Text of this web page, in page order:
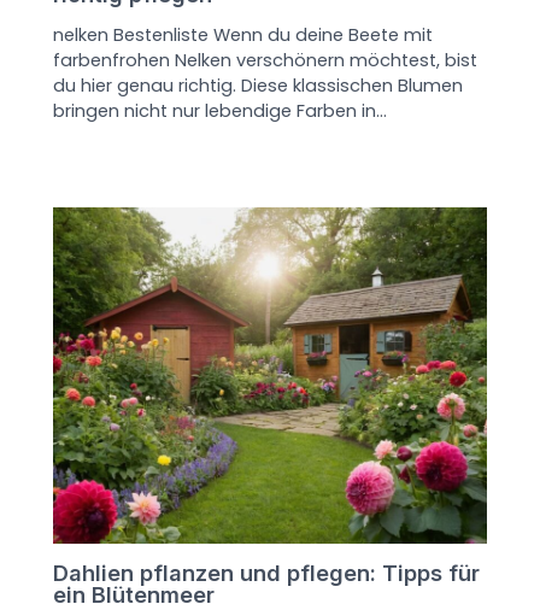
nelken Bestenliste Wenn du deine Beete mit
farbenfrohen Nelken verschönern möchtest, bist
du hier genau richtig. Diese klassischen Blumen
bringen nicht nur lebendige Farben in…
Dahlien pflanzen und pflegen: Tipps für
ein Blütenmeer